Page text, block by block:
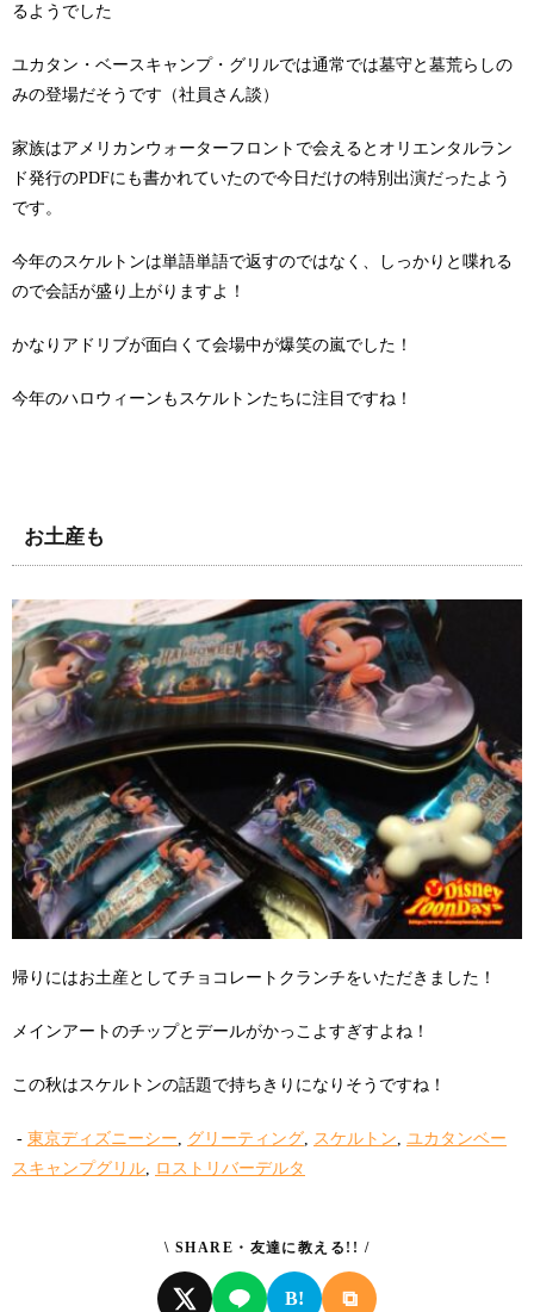
るようでした
ユカタン・ベースキャンプ・グリルでは通常では墓守と墓荒らしの
みの登場だそうです（社員さん談）
家族はアメリカンウォーターフロントで会えるとオリエンタルラン
ド発行のPDFにも書かれていたので今日だけの特別出演だったよう
です。
今年のスケルトンは単語単語で返すのではなく、しっかりと喋れる
ので会話が盛り上がりますよ！
かなりアドリブが面白くて会場中が爆笑の嵐でした！
今年のハロウィーンもスケルトンたちに注目ですね！
お土産も
帰りにはお土産としてチョコレートクランチをいただきました！
メインアートのチップとデールがかっこよすぎすよね！
この秋はスケルトンの話題で持ちきりになりそうですね！
- 東京ディズニーシー グリーティング スケルトン
ユカタンベー
スキャンプグリル
ロストリバーデルタ
\ SHARE・友達に教える!! /
B! ⧉